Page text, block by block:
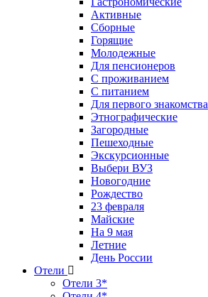
Активные
Сборные
Горящие
Молодежные
Для пенсионеров
С проживанием
С питанием
Для первого знакомства
Этнографические
Загородные
Пешеходные
Экскурсионные
Выбери ВУЗ
Новогодние
Рождество
23 февраля
Майские
На 9 мая
Летние
День России
Отели
Отели 3*